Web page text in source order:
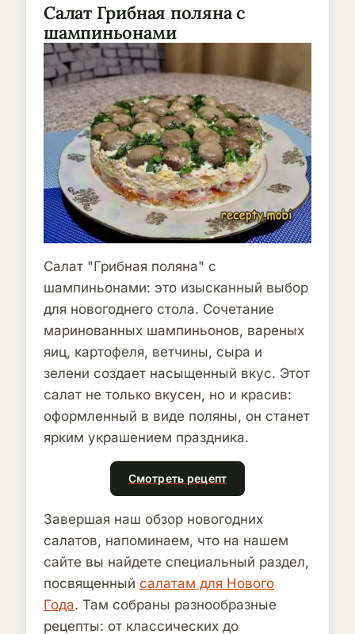
Салат Грибная поляна с
шампиньонами
Салат "Грибная поляна" с
шампиньонами: это изысканный выбор
для новогоднего стола. Сочетание
маринованных шампиньонов, вареных
яиц, картофеля, ветчины, сыра и
зелени создает насыщенный вкус. Этот
салат не только вкусен, но и красив:
оформленный в виде поляны, он станет
ярким украшением праздника.
Смотреть рецепт
Завершая наш обзор новогодних
салатов, напоминаем, что на нашем
сайте вы найдете специальный раздел,
посвященный салатам для Нового
Года. Там собраны разнообразные
рецепты: от классических до